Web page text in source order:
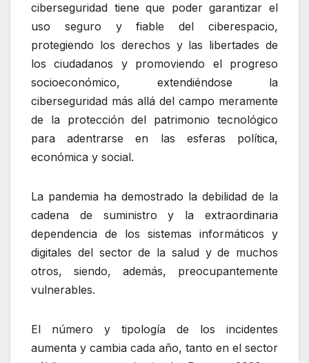
ciberseguridad tiene que poder garantizar el
uso seguro y fiable del ciberespacio,
protegiendo los derechos y las libertades de
los ciudadanos y promoviendo el progreso
socioeconómico, extendiéndose la
ciberseguridad más allá del campo meramente
de la protección del patrimonio tecnológico
para adentrarse en las esferas política,
económica y social.
La pandemia ha demostrado la debilidad de la
cadena de suministro y la extraordinaria
dependencia de los sistemas informáticos y
digitales del sector de la salud y de muchos
otros, siendo, además, preocupantemente
vulnerables.
El número y tipología de los incidentes
aumenta y cambia cada año, tanto en el sector